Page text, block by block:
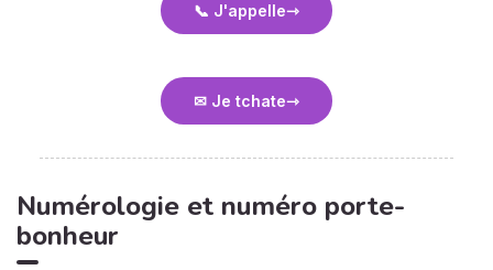
📞 J'appelle
✉ Je tchate
Numérologie et numéro porte-
bonheur